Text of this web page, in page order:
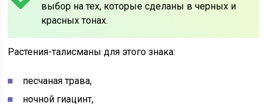
выбор на тех, которые сделаны в черных и
красных тонах.
Растения-талисманы для этого знака:
песчаная трава,
ночной гиацинт,